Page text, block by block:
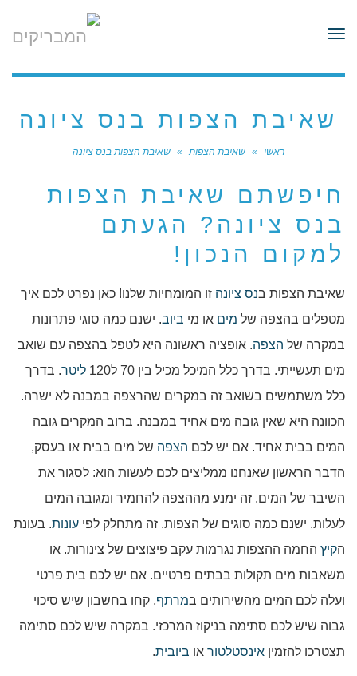
תפריט
שאיבת הצפות בנס ציונה
ראשי » שאיבת הצפות » שאיבת הצפות בנס ציונה
חיפשתם שאיבת הצפות
בנס ציונה? הגעתם
למקום הנכון!
שאיבת הצפות בנס ציונה זו המומחיות שלנו! כאן נפרט לכם איך
מטפלים בהצפה של מים או מי ביוב. ישנם כמה סוגי פתרונות
במקרה של הצפה. אופציה ראשונה היא לטפל בהצפה עם שואב
מים תעשייתי. בדרך כלל המיכל מכיל בין 70 ל120
ליטר. בדרך
כלל משתמשים בשואב זה במקרים שהרצפה במבנה לא ישרה.
הכוונה היא שאין גובה מים אחיד במבנה. ברוב המקרים גובה
המים בבית אחיד. אם יש לכם הצפה של מים בבית או בעסק,
הדבר הראשון שאנחנו ממליצים לכם לעשות הוא: לסגור את
השיבר של המים. זה ימנע מההצפה להחמיר ומגובה המים
לעלות. ישנם כמה סוגים של הצפות. זה מתחלק לפי עונות. בעונת
הקיץ החמה ההצפות נגרמות עקב פיצוצים של צינורות. או
משאבות מים תקולות בבתים פרטיים. אם יש לכם בית פרטי
ועלה לכם המים מהשירותים במרתף, קחו בחשבון שיש סיכוי
גבוה שיש לכם סתימה בניקוז המרכזי. במקרה שיש לכם סתימה
תצטרכו להזמין אינסטלטור או ביובית.